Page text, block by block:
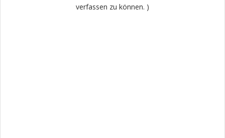
verfassen zu können. )